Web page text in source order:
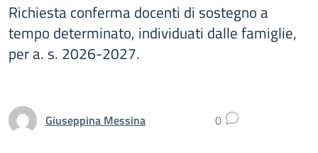
Richiesta conferma docenti di sostegno a
tempo determinato, individuati dalle famiglie,
per a. s. 2026-2027.
Giuseppina Messina 0